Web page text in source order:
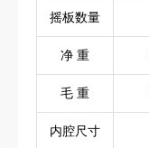
摇板数量
净 重
毛 重
内腔尺寸